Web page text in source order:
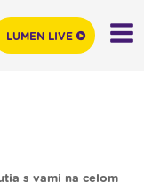
s vami na celom
LUMEN LIVE